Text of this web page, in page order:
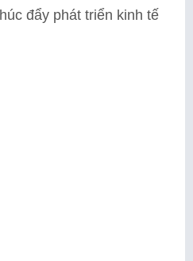
đẩy phát triển kinh tế